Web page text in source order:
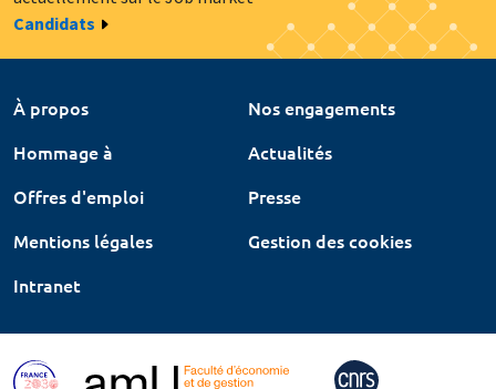
Candidats
À propos
Nos engagements
Hommage à
Actualités
Offres d'emploi
Presse
Mentions légales
Gestion des cookies
Intranet